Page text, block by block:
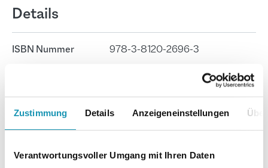
Zustimmung Details Anzeigeneinstellungen
Verantwortungsvoller Umgang mit Ihren Daten
Details
ISBN Nummer 978-3-8120-2696-3
Seitenanzahl 186
Format A4